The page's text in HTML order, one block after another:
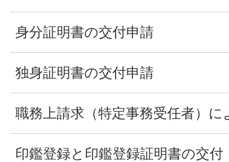
身分証明書の交付申請
独身証明書の交付申請
職務上請求（特定事務受任者）
印鑑登録と印鑑登録証明書の交付